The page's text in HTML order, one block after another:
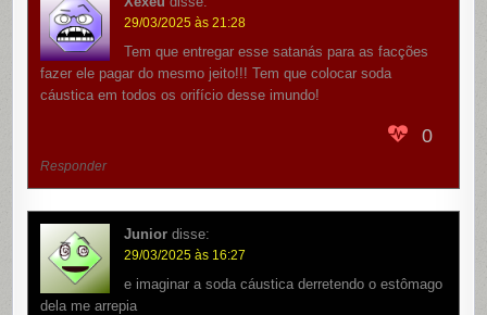
29/03/2025 às 21:28
Tem que entregar esse satanás para as facções
fazer ele pagar do mesmo jeito!!! Tem que colocar soda
cáustica em todos os orifício desse imundo!
0
Responder
Junior disse:
29/03/2025 às 16:27
e imaginar a soda cáustica derretendo o estômago
dela me arrepia